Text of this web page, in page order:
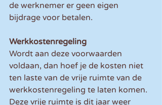
de werknemer er geen eigen
bijdrage voor betalen.
Werkkostenregeling
Wordt aan deze voorwaarden
voldaan, dan hoef je de kosten niet
ten laste van de vrije ruimte van de
werkkostenregeling te laten komen.
Deze vrije ruimte is dit jaar weer